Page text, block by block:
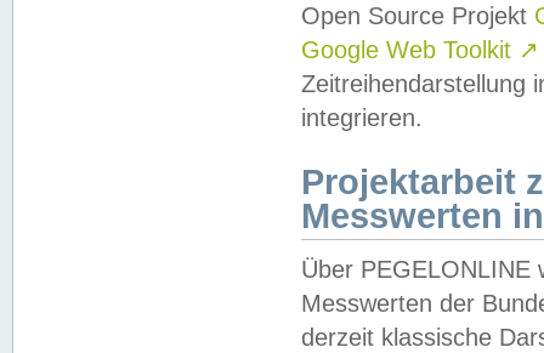
Open Source Projekt
Google Web Toolkit ↗
Zeitreihendarstellung
integrieren.
Projektarbeit
Messwerten
Über PEGELONLINE
Messwerten der
derzeit klassische